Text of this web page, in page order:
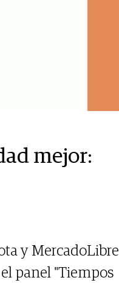
mejor:
y MercadoLibre
panel "Tiempos